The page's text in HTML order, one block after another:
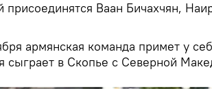
присоединятся Ваан Бичахчян,
армянская команда примет у
сыграет в Скопье с Северной